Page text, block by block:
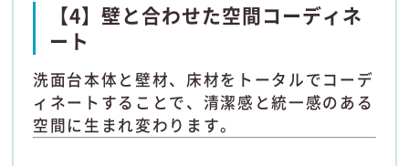
【4】壁と合わせた空間コーディネ
ート
洗面台本体と壁材、床材をトータルでコーデ
ィネートすることで、清潔感と統一感のある
空間に生まれ変わります。